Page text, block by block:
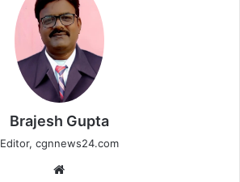
Brajesh Gupta
Editor, cgnnews24.com